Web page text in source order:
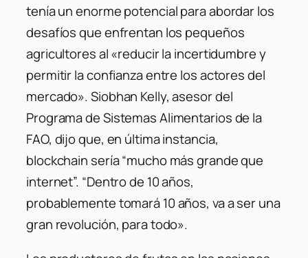
tenía un enorme potencial para abordar los
desafíos que enfrentan los pequeños
agricultores al «reducir la incertidumbre y
permitir la confianza entre los actores del
mercado». Siobhan Kelly, asesor del
Programa de Sistemas Alimentarios de la
FAO, dijo que, en última instancia,
blockchain sería “mucho más grande que
internet”. “Dentro de 10 años,
probablemente tomará 10 años, va a ser una
gran revolución, para todo».